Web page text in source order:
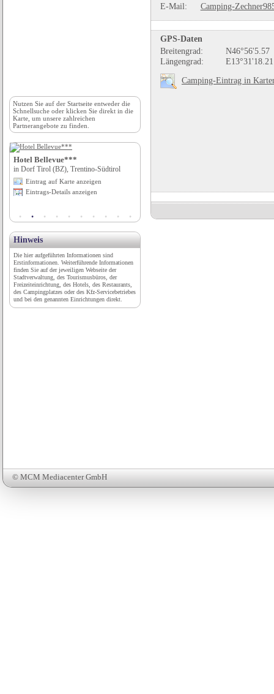
E-Mail:
Camping-
GPS-Daten
Breitengrad:
N46°56'5.57
Längengrad:
E13°31'18.21
Camping-Eintrag in
© MCM Mediacenter GmbH
Nutzen Sie auf der Startseite entweder die
Schnellsuche oder klicken Sie direkt in die
Karte, um unsere zahlreichen
Partnerangebote zu finden.
Hotel Bellevue***
in Dorf Tirol (BZ), Trentino-Südtirol
Eintrag auf Karte anzeigen
Eintrags-Details anzeigen
Eintrags-Details anzeigen
Hinweis
Die hier aufgeführten Informationen sind
Erstinformationen. Weiterführende Informationen
finden Sie auf der jeweiligen Webseite der
Stadtverwaltung, des Tourismusbüros, der
Freizeiteinrichtung, des Hotels, des Restaurants,
des Campingplatzes oder des Kfz-Servicebetriebes
und bei den genannten Einrichtungen direkt.